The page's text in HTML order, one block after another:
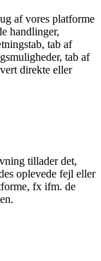
af vores platforme
handlinger,
tab af
tab af
direkte eller
tillader det,
oplevede fejl eller
fx ifm. de